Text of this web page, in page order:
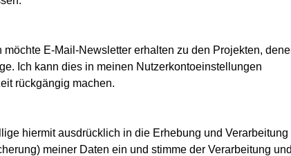
möchte E-Mail-Newsletter erhalten zu den Projekten,
Ich kann dies in meinen Nutzerkontoeinstellungen
rückgängig machen.
hiermit ausdrücklich in die Erhebung und Verarbeitung
meiner Daten ein und stimme der Verarbeitung und